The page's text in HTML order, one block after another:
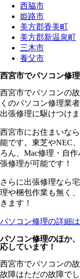
西脇市
姫路市
美方郡香美町
美方郡新温泉町
三木市
養父市
西宮市でパソコン修
西宮市でパソコンの
くのパソコン修理業
出張修理に駆けつけま
西宮市にお住まいな
能です。東芝やNEC
ろん、Mac修理・自
張修理が可能です！
さらに出張修理なら
理や梱包作業も無く
きます！
パソコン修理の詳細
パソコン修理のほか
応しています！
西宮市でパソコンの
故障はただの故障で